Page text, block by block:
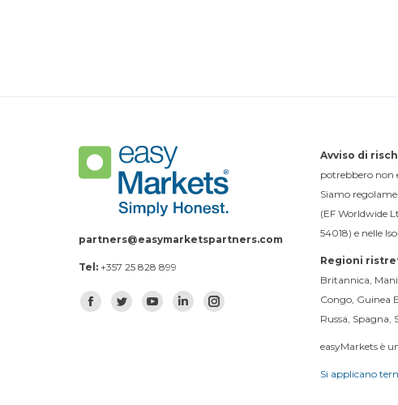
partners@easymarketspartners.com
Tel: +357 25 828 899
Find us on:
Facebook
TwitterYouTubeLinkedinInstagram
Avviso di
potrebbero non
Siamo
(EF Worldwide
54018) e nelle
Regioni
Britannica,
Congo, Guinea
Russa, Spagna,
easyMarkets è
Si applicano